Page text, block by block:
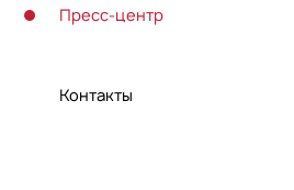
Пресс-центр
Контакты